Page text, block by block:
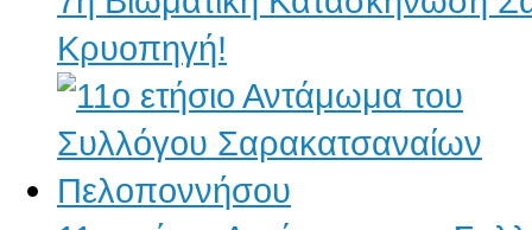
Κρυοπηγή!